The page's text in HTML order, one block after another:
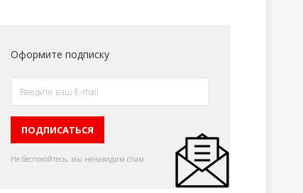
Оформите подписку
Не беспокойтесь, мы ненавидим спам